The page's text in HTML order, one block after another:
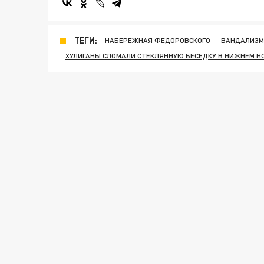
ТЕГИ: НАБЕРЕЖНАЯ ФЕДОРОВСКОГО ВАНДАЛИЗМ
ХУЛИГАНЫ СЛОМАЛИ СТЕКЛЯННУЮ БЕСЕДКУ В НИЖНЕМ